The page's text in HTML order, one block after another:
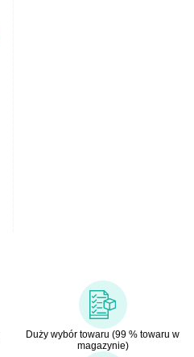
Duży wybór towaru (99 % towaru w
magazynie)